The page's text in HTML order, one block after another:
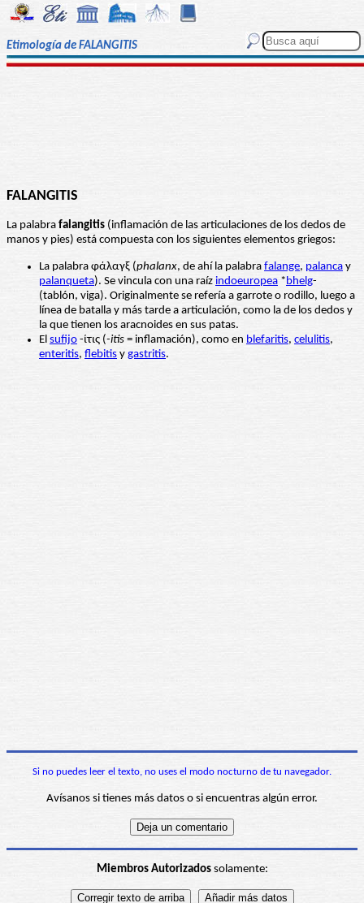
Etimología de FALANGITIS
FALANGITIS
La palabra falangitis (inflamación de las articulaciones de los dedos de
manos y pies) está compuesta con los siguientes elementos griegos:
La palabra φάλαγξ (phalanx, de ahí la palabra falange, palanca y
palanqueta). Se vincula con una raíz indoeuropea *bhelg-
(tablón, viga). Originalmente se refería a garrote o rodillo, luego a
línea de batalla y más tarde a articulación, como la de los dedos y
la que tienen los aracnoides en sus patas.
El sufijo -ίτις (-itis = inflamación), como en blefaritis, celulitis,
enteritis, flebitis y gastritis.
Si no puedes leer el texto, no uses el modo nocturno de tu navegador.
Avísanos si tienes más datos o si encuentras algún error.
Miembros Autorizadossolamente: